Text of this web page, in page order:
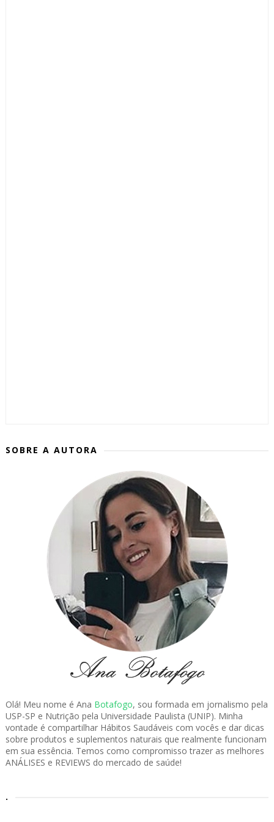
SOBRE A AUTORA
Olá! Meu nome é Ana Botafogo, sou formada em jornalismo pela
USP-SP e Nutrição pela Universidade Paulista (UNIP). Minha
vontade é compartilhar Hábitos Saudáveis com vocês e dar dicas
sobre produtos e suplementos naturais que realmente funcionam
em sua essência. Temos como compromisso trazer as melhores
ANÁLISES e REVIEWS do mercado de saúde!
.